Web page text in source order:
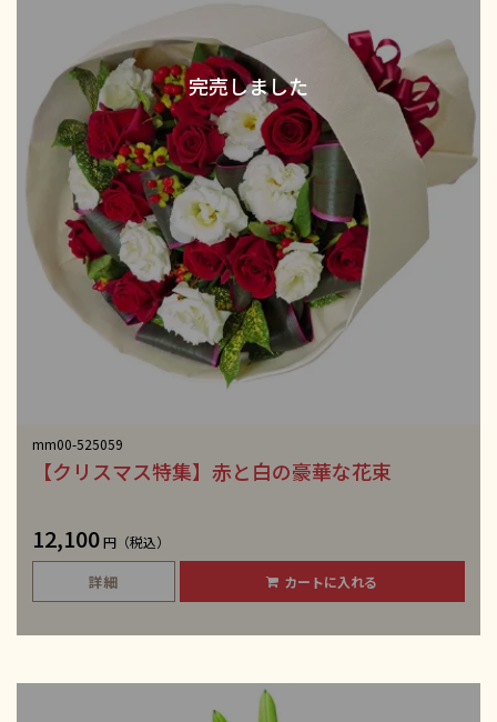
mm00-525059
【クリスマス特集】赤と白の豪華な花束
12,100円（税込）
詳細 カートに入れる